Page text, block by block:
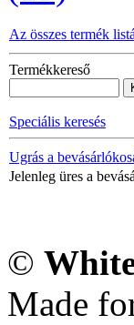
Az összes termék
Termékkereső
Speciális keresés
Ugrás a
Jelenleg üres a
©
Made